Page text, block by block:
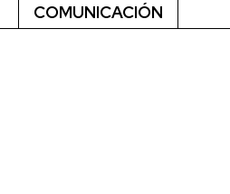
COMUNICACIÓN